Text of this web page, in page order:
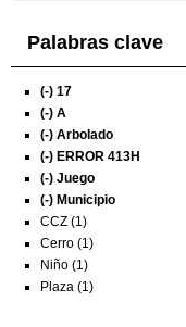
Palabras clave
(-) 17
(-) A
(-) Arbolado
(-) ERROR 413H
(-) Juego
(-) Municipio
CCZ (1)
Cerro (1)
Niño (1)
Plaza (1)